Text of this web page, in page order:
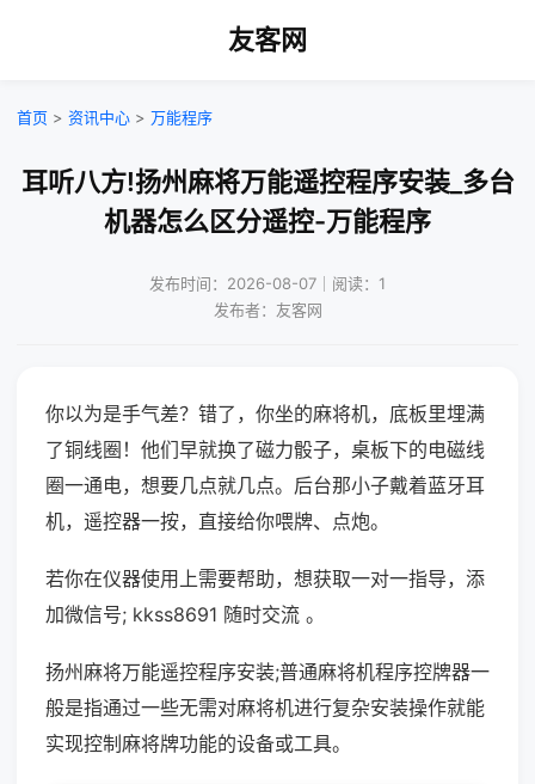
友客网
首页 > 资讯中心 > 万能程序
耳听八方!扬州麻将万能遥控程序安装_多台
机器怎么区分遥控-万能程序
发布时间：2026-08-07｜阅读：1
发布者：友客网
你以为是手气差？错了，你坐的麻将机，底板里埋满
了铜线圈！他们早就换了磁力骰子，桌板下的电磁线
圈一通电，想要几点就几点。后台那小子戴着蓝牙耳
机，遥控器一按，直接给你喂牌、点炮。
若你在仪器使用上需要帮助，想获取一对一指导，添
加微信号; kkss8691 随时交流 。
扬州麻将万能遥控程序安装;普通麻将机程序控牌器一
般是指通过一些无需对麻将机进行复杂安装操作就能
实现控制麻将牌功能的设备或工具。